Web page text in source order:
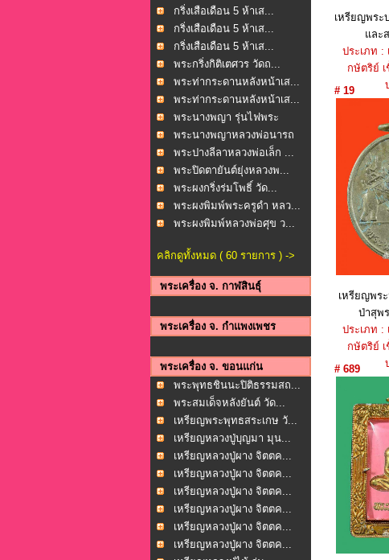
กริ่งเสือเดือน 5 ห้าเส...
กริ่งเสือเดือน 5 ห้าเส...
กริ่งเสือเดือน 5 ห้าเส...
พระกริ่งกิติเตศวร วัดถ...
พระท่ากระดานหลังหน้าเส...
พระท่ากระดานหลังหน้าเส...
พระนางพญา รุ่นไฟพระ
ฤกษ...พระนางพญาหลวงพ่อนารถ
น...
พระปางลีลาหลวงพ่อเล็ก ...
พระปิดตายันต์ยุ่งหลวงพ...
พระผงกริ่งร่มโพธิ์ วัด...
พระผงพิมพ์พระครูดำ หลว...
พระผงพิมพ์หลวงพ่อศุข ว...
คลิกดูทั้งหมด ( 60 รายการ ) ->
พระเครื่อง จ. กาฬสินธุ์
พระเครื่อง จ. กำแพงเพชร
พระเครื่อง จ. ขอนแก่น
พระพุทธชินนะปิติธรรมสถ...
พระสมเด็จหลังยันต์ วัด...
เหรียญพระพุทธสระเกษ วั...
เหรียญหลวงปู่บุญมา มุน...
เหรียญหลวงปู่ผาง จิตตค...
เหรียญหลวงปู่ผาง จิตตค...
เหรียญหลวงปู่ผาง จิตตค...
เหรียญหลวงปู่ผาง จิตตค...
เหรียญหลวงปู่ผาง จิตตค...
เหรียญหลวงปู่ผาง จิตตค...
เหรียญพระ
และ
ประเภท :
กษัตริย์
ราคา
# 19
เหรียญพร
ป่าสุพ
ประเภท :
กษัตริย์
ราค
# 689